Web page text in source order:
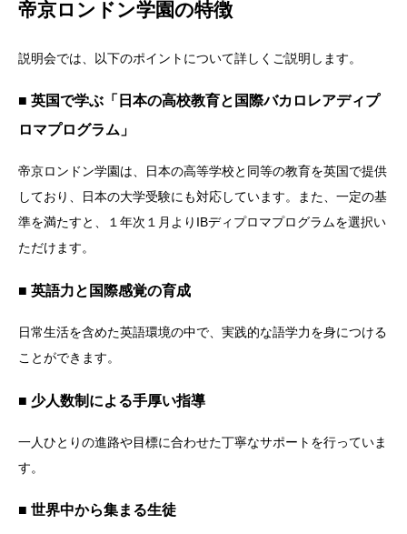
帝京ロンドン学園の特徴
説明会では、以下のポイントについて詳しくご説明します。
■ 英国で学ぶ「日本の高校教育と国際バカロレアディプ
ロマプログラム」
帝京ロンドン学園は、日本の高等学校と同等の教育を英国で提供
しており、日本の大学受験にも対応しています。また、一定の基
準を満たすと、１年次１月よりIBディプロマプログラムを選択い
ただけます。
■ 英語力と国際感覚の育成
日常生活を含めた英語環境の中で、実践的な語学力を身につける
ことができます。
■ 少人数制による手厚い指導
一人ひとりの進路や目標に合わせた丁寧なサポートを行っていま
す。
■ 世界中から集まる生徒